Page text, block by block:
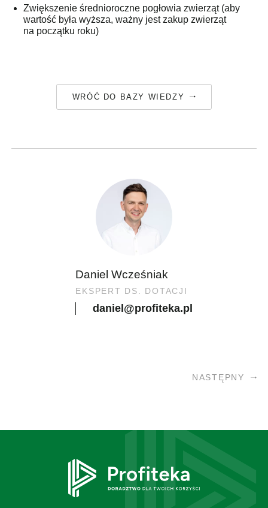
Zwiększenie średnioroczne pogłowia zwierząt (aby
wartość była wyższa, ważny jest zakup zwierząt
na początku roku)
WRÓĆ DO BAZY WIEDZY
Daniel Wcześniak
EKSPERT DS. DOTACJI
daniel@profiteka.pl
NASTĘPNY